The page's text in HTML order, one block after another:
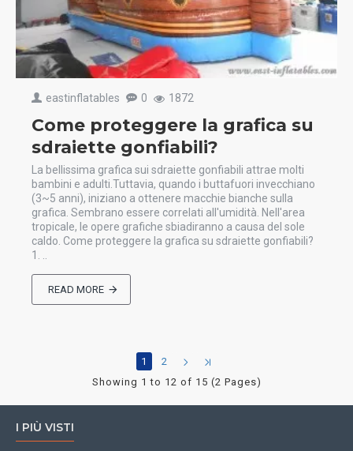
eastinflatables 0 1872
Come proteggere la grafica su
sdraiette gonfiabili?
La bellissima grafica sui sdraiette gonfiabili attrae molti
bambini e adulti.Tuttavia, quando i buttafuori invecchiano
(3~5 anni), iniziano a ottenere macchie bianche sulla
grafica. Sembrano essere correlati all'umidità. Nell'area
tropicale, le opere grafiche sbiadiranno a causa del sole
caldo. Come proteggere la grafica su sdraiette gonfiabili?
1. ..
READ MORE
1
2
Showing 1 to 12 of 15 (2 Pages)
I PIÙ VISTI